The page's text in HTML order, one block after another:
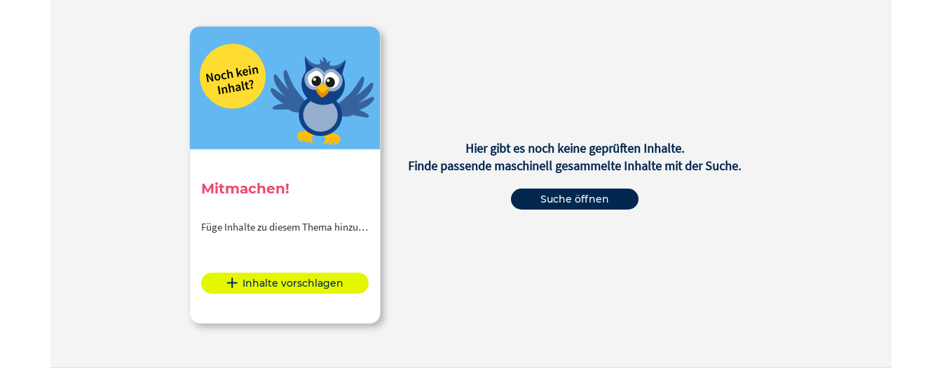
Mitmachen!
Füge Inhalte zu diesem Thema hinzu…
Inhalte vorschlagen
Hier gibt es noch keine geprüften Inhalte.
Finde passende maschinell gesammelte Inhalte mit der Suche.
Suche öffnen